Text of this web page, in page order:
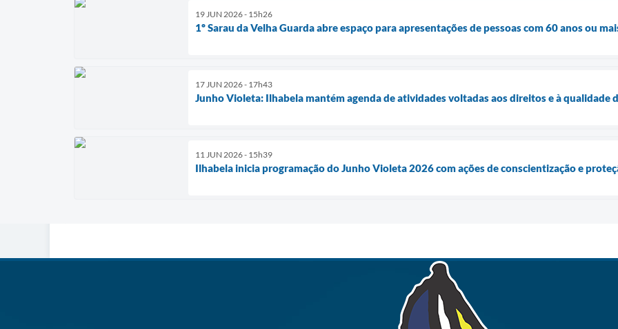
19 JUN 2026 - 15h26
1º Sarau da Velha Guarda abre espaço para apresentações de pessoas com 60 anos ou
17 JUN 2026 - 17h43
Junho Violeta: Ilhabela mantém agenda de atividades voltadas aos direitos e à qualidade
11 JUN 2026 - 15h39
Ilhabela inicia programação do Junho Violeta 2026 com ações de conscientização e